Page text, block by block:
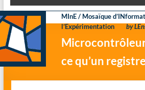
MInE / Mosaïque
l’Expérimentation
by
ce qu’un